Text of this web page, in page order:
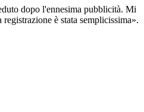
dopo l'ennesima pubblicità. Mi
è stata semplicissima».